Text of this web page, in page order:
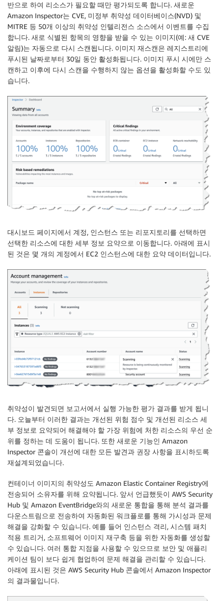
반으로 하여 리소스가 필요할 때만 평가되도록 합니다. 새로운
Amazon Inspector는 CVE, 미정부 취약성 데이터베이스(NVD) 및
MITRE 등 50개 이상의 취약성 인텔리전스 소스에서 이벤트를 수집
합니다. 새로 식별된 항목의 영향을 받을 수 있는 이미지(예: 새 CVE
알림)는 자동으로 다시 스캔됩니다. 이미지 재스캔은 레지스트리에
푸시된 날짜로부터 30일 동안 활성화됩니다. 이미지 푸시 시에만 스
캔하고 이후에 다시 스캔을 수행하지 않는 옵션을 활성화할 수도 있
습니다.
대시보드 페이지에서 계정, 인스턴스 또는 리포지토리를 선택하면
선택한 리소스에 대한 세부 정보 요약으로 이동합니다. 아래에 표시
된 것은 몇 개의 계정에서 EC2 인스턴스에 대한 요약 데이터입니다.
취약성이 발견되면 보고서에서 실행 가능한 평가 결과를 받게 됩니
다. 오늘부터 이러한 결과는 개선된 위험 점수 및 개선된 리소스 세
부 정보로 요약되어 해결해야 할 가장 위험에 처한 리소스의 우선 순
위를 정하는 데 도움이 됩니다. 또한 새로운 기능인 Amazon
Inspector 콘솔이 개선에 대한 모든 발견과 권장 사항을 표시하도록
재설계되었습니다.
컨테이너 이미지의 취약성도 Amazon Elastic Container Registry에
전송되어 소유자를 위해 요약됩니다. 앞서 언급했듯이 AWS Security
Hub 및 Amazon EventBridge와의 새로운 통합을 통해 분석 결과를
다운스트림으로 전송하여 자동화된 워크플로를 통해 가시성과 문제
해결을 강화할 수 있습니다. 예를 들어 인스턴스 격리, 시스템 패치
적용 트리거, 소프트웨어 이미지 재구축 등을 위한 자동화를 생성할
수 있습니다. 여러 통합 지점을 사용할 수 있으므로 보안 및 애플리
케이션 팀이 보다 쉽게 협업하여 문제 해결을 관리할 수 있습니다.
아래에 표시된 것은 AWS Security Hub 콘솔에서 Amazon Inspector
의 결과물입니다.